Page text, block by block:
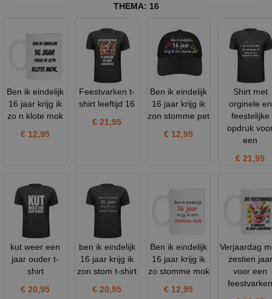
THEMA: 16
Ben ik eindelijk
16 jaar krijg ik
zo n klote mok
€ 12,95
Feestvarken t-
shirt leeftijd 16
€ 21,95
Ben ik eindelijk
16 jaar krijg ik
zon stomme pet
€ 12,95
Shirt met
orginele en
feestelijke
opdruk
een
€ 21,95
kut weer een
jaar ouder t-
shirt
€ 20,95
ben ik eindelijk
16 jaar krijg ik
zon stom t-shirt
€ 20,95
Ben ik eindelijk
16 jaar krijg ik
zo stomme mok
€ 12,95
Verjaardag
zestien jaar
voor een
feestvarken